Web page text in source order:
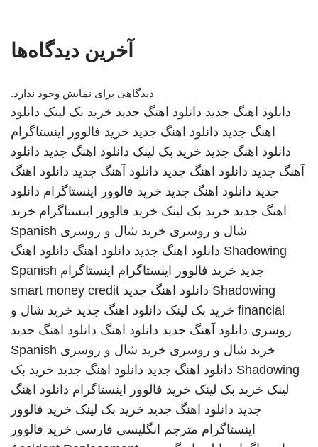
آخرین دیدگاه‌ها
دیدگاهی برای نمایش وجود ندارد.
دانلود اهنگ جدید دانلود اهنگ جدید خرید بک لینک دانلود
اهنگ جدید دانلود اهنگ جدید خرید فالوور اینستاگرام
دانلود اهنگ جدید خرید بک لینک دانلود اهنگ جدید دانلود
آهنگ جدید دانلود اهنگ جدید دانلود آهنگ جدید دانلود اهنگ
جدید دانلود اهنگ جدید خرید فالوور اینستاگرام دانلود
اهنگ جدید خرید بک لینک خرید فالوور اینستاگرام خرید
شال و روسری خرید شال و روسری Spanish
Shadowing دانلود اهنگ جدید دانلود اهنگ دانلود اهنگ
جدید خرید فالوور اینستاگرام اینستاگرام Spanish
Shadowing دانلود اهنگ جدید smart money credit
financial خرید بک لینک دانلود اهنگ جدید خرید شال و
روسری دانلود آهنگ جدید دانلود اهنگ دانلود اهنگ جدید
خرید شال و روسری خرید شال و روسری Spanish
Shadowing دانلود اهنگ جدید دانلود اهنگ جدید خرید بک
لینک خرید بک لینک خرید فالوور اینستاگرام دانلود اهنگ
جدید دانلود اهنگ جدید خرید بک لینک خرید فالوور
اینستاگرام مترجم انگلیسی فارسی خرید فالوور